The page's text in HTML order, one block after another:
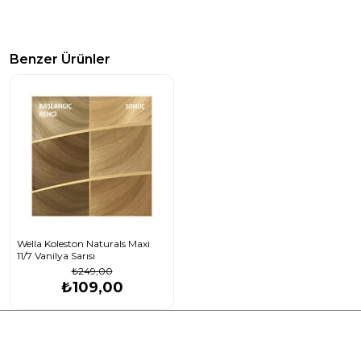
Benzer Ürünler
Wella Koleston Naturals Maxi
11/7 Vanilya Sarısı
₺249,00
₺109,00